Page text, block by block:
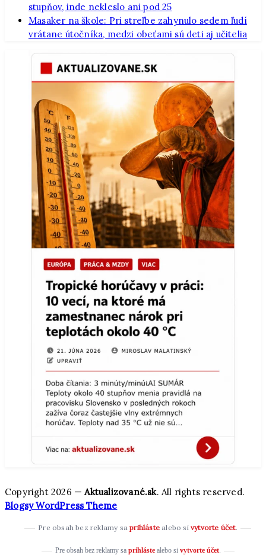
stupňov, inde nekleslo ani pod 25
Masaker na škole: Pri streľbe zahynulo sedem ľudí
vrátane útočníka, medzi obeťami sú deti aj učitelia
Copyright 2026 —Aktualizované.sk. All rights reserved.
Blogsy WordPress Theme
Pre obsah bez reklamy saprihláste alebo si vytvorte účet.